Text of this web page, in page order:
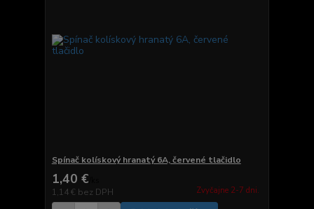
Spínač kolískový hranatý 6A, červené tlačidlo
1,40 €
1,14 € bez DPH Zvyčajne 2-7 dni.